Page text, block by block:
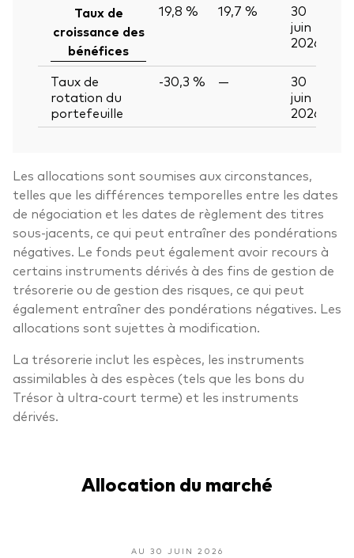
Taux de
croissance des
bénéfices
19,8 % 19,7 %
30
juin
2026
Taux de
rotation du
portefeuille
-30,3 % —
30
juin
2026
Les allocations sont soumises aux circonstances,
telles que les différences temporelles entre les dates
de négociation et les dates de règlement des titres
sous-jacents, ce qui peut entraîner des pondérations
négatives. Le fonds peut également avoir recours à
certains instruments dérivés à des fins de gestion de
trésorerie ou de gestion des risques, ce qui peut
également entraîner des pondérations négatives. Les
allocations sont sujettes à modification.
La trésorerie inclut les espèces, les instruments
assimilables à des espèces (tels que les bons du
Trésor à ultra-court terme) et les instruments
dérivés.
Allocation du marché
AU 30 JUIN 2026